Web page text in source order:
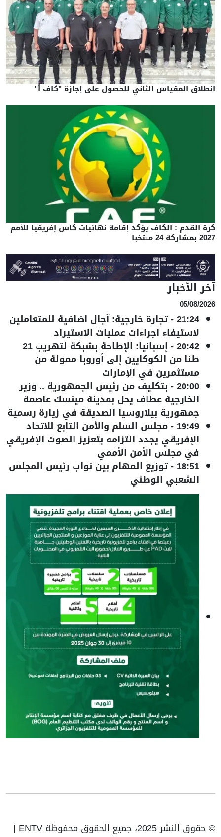
انطلاق المقياس الثاني للحصول على إجازة "كاف أ"
كرة القدم : الكاف يؤكد إقامة نهائيات كاس إفريقيا للأمم
2027 بمشاركة 24 منتخبا
آخر الأخبار
05/08/2026
21:24
-تجارة خارجية: آجال اضافية للمتعاملين
لاستيفاء اجراءات عمليات الاستيراد
20:42
- إسبانيا: الإطاحة بشبكة لتهريب 21
طنا من الكوكايين إلى أوروبا ممولة من
مستثمرين في الإمارات
20:00
- بتكليف من رئيس الجمهورية .. وزير
الخارجية عطاف يحل بمدينة مينسك عاصمة
جمهورية بيلاروسيا الصديقة في زيارة رسمية
19:49
-مجلس السلم والأمن التابع للاتحاد
الإفريقي يجدد التزامه بتعزيز الصوت الإفريقي
في مجلس الأمن الأممي
18:51
-توزيع المهام بين نواب رئيس المجلس
الشعبي الوطني
© حقوق النشر 2025، جميع الحقوق محفوظة ENTV |